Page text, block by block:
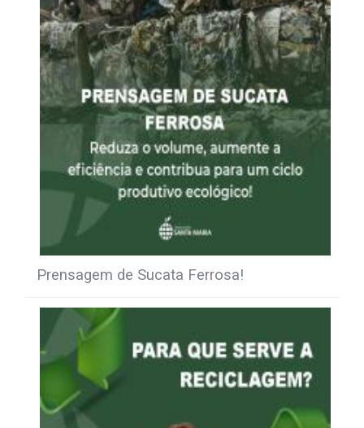
Prensagem de Sucata Ferrosa!